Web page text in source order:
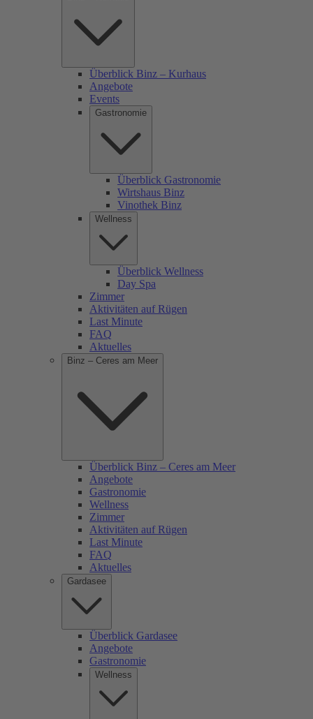
Überblick Binz – Kurhaus
Angebote
Events
Gastronomie
Überblick Gastronomie
Wirtshaus Binz
Vinothek Binz
Wellness
Überblick Wellness
Day Spa
Zimmer
Aktivitäten auf Rügen
Last Minute
FAQ
Aktuelles
Binz – Ceres am Meer
Überblick Binz – Ceres am Meer
Angebote
Gastronomie
Wellness
Zimmer
Aktivitäten auf Rügen
Last Minute
FAQ
Aktuelles
Gardasee
Überblick Gardasee
Angebote
Gastronomie
Wellness